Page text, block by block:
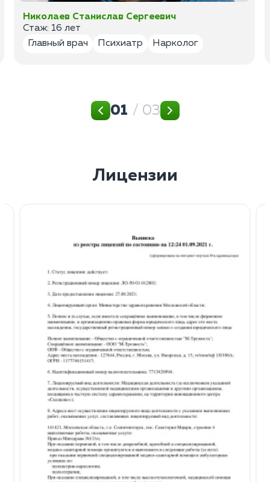
Николаев Станислав Сергеевич
Стаж: 16 лет
Главный врач
Психиатр Нарколог
01 / 03
Лицензии